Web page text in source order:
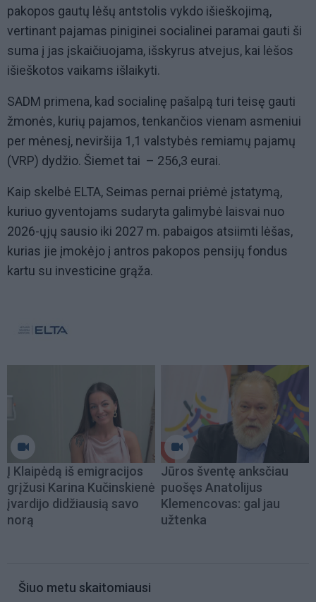
pakopos gautų lėšų antstolis vykdo išieškojimą,
vertinant pajamas piniginei socialinei paramai gauti ši
suma į jas įskaičiuojama, išskyrus atvejus, kai lėšos
išieškotos vaikams išlaikyti.
SADM primena, kad socialinę pašalpą turi teisę gauti
žmonės, kurių pajamos, tenkančios vienam asmeniui
per mėnesį, neviršija 1,1 valstybės remiamų pajamų
(VRP) dydžio. Šiemet tai – 256,3 eurai.
Kaip skelbė ELTA, Seimas pernai priėmė įstatymą,
kuriuo gyventojams sudaryta galimybė laisvai nuo
2026-ųjų sausio iki 2027 m. pabaigos atsiimti lėšas,
kurias jie įmokėjo į antros pakopos pensijų fondus
kartu su investicine grąža.
Į Klaipėdą iš emigracijos
grįžusi Karina Kučinskienė
įvardijo didžiausią savo
norą
Jūros šventę anksčiau
puošęs Anatolijus
Klemencovas: gal jau
užtenka
Šiuo metu skaitomiausi